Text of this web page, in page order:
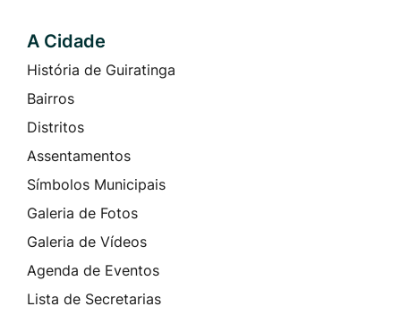
Seção do Rodapé e Contato
A Cidade
História de Guiratinga
Bairros
Distritos
Assentamentos
Símbolos Municipais
Galeria de Fotos
Galeria de Vídeos
Agenda de Eventos
Lista de Secretarias